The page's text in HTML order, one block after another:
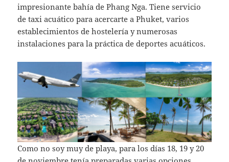
impresionante bahía de Phang Nga. Tiene servicio
de taxi acuático para acercarte a Phuket, varios
establecimientos de hostelería y numerosas
instalaciones para la práctica de deportes acuáticos.
Como no soy muy de playa, para los días 18, 19 y 20